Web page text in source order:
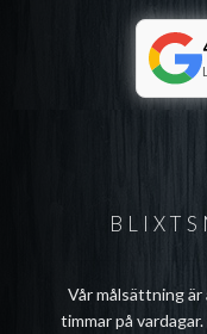
Vår målsättning
timmar på